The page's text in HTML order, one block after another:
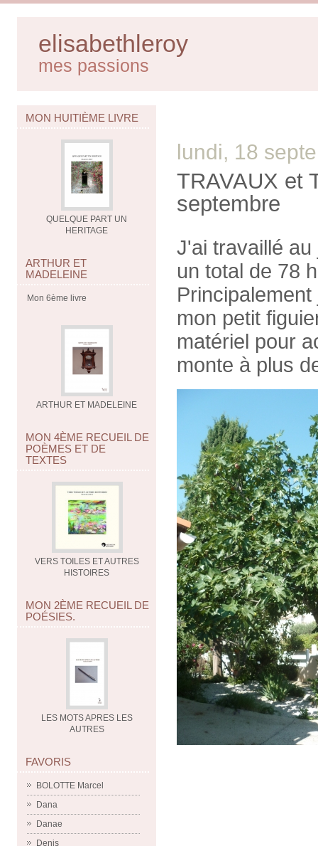
elisabethleroy
mes passions
MON HUITIÈME LIVRE
QUELQUE PART UN
HERITAGE
ARTHUR ET
MADELEINE
Mon 6ème livre
ARTHUR ET MADELEINE
MON 4ÈME RECUEIL DE
POÈMES ET DE
TEXTES
VERS TOILES ET AUTRES
HISTOIRES
MON 2ÈME RECUEIL DE
POÉSIES.
LES MOTS APRES LES
AUTRES
FAVORIS
BOLOTTE Marcel
Dana
Danae
Denis
lundi, 18
TRAVAUX et
septembre
J'ai travaillé
un total de 78
mon petit
matériel pour
monte à plus